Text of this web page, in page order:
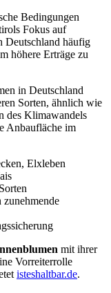
Bedingungen
Fokus auf
Deutschland häufig
höhere Erträge zu
in Deutschland
Sorten, ähnlich wie
des Klimawandels
Anbaufläche im
Elxleben
mit ihrer
Vorreiterrolle
isteshaltbar.de.